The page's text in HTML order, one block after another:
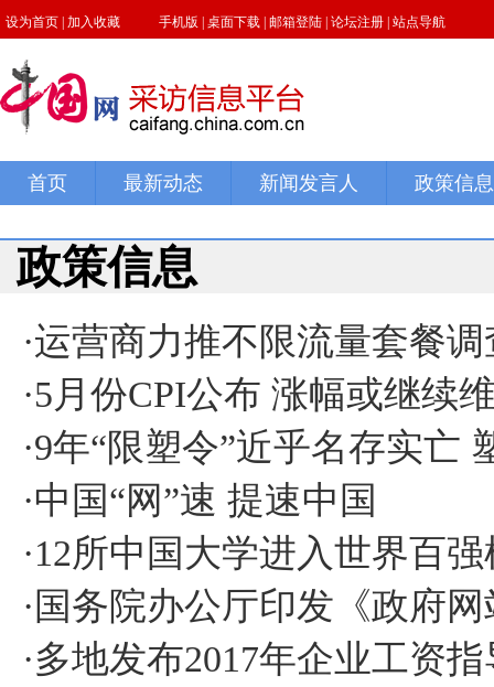
政策信息
·运营商力推不限流量套餐
·5月份CPI公布 涨幅或继续
·9年“限塑令”近乎名存实亡
·中国“网”速 提速中国
·12所中国大学进入世界百
· 国务院办公厅印发《政府
·多地发布2017年企业工资